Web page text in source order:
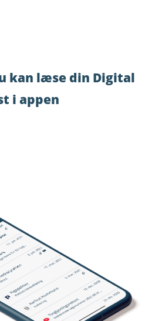
kan læse din Digital
i appen